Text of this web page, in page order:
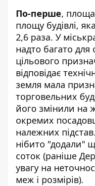
По-перше,
площу будівлі,
2,6 раза. У
надто багато для
цільового
відповідає
земля мала
торговельних
його змінили на
окремих
належних підстав.
нібито "додали"
соток (раніше
увагу на
меж і розмірів).